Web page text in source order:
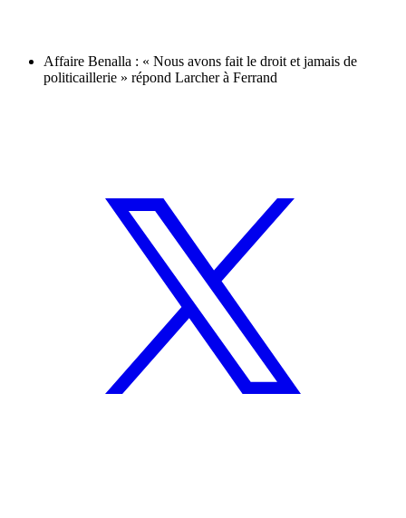
Affaire Benalla : « Nous avons fait le droit et jamais de
politicaillerie » répond Larcher à Ferrand